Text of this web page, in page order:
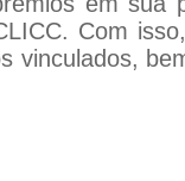
Com
vinculados,